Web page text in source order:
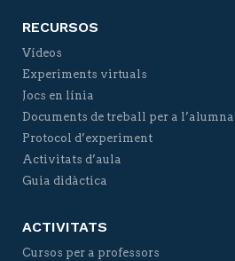
RECURSOS
Vídeos
Experiments virtuals
Jocs en línia
Documents de treball per a
Protocol d’experiment
Activitats d’aula
Guia didàctica
ACTIVITATS
Cursos per a professors